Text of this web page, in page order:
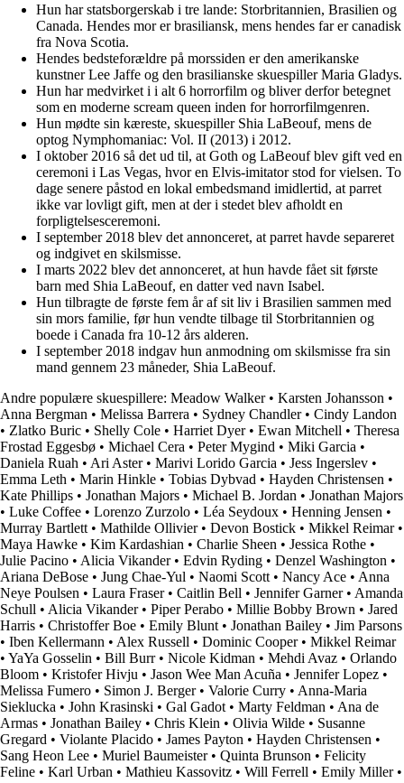
Hun har statsborgerskab i tre lande: Storbritannien, Brasilien og
Canada. Hendes mor er brasiliansk, mens hendes far er canadisk
fra Nova Scotia.
Hendes bedsteforældre på morssiden er den amerikanske
kunstner Lee Jaffe og den brasilianske skuespiller Maria Gladys.
Hun har medvirket i i alt 6 horrorfilm og bliver derfor betegnet
som en moderne scream queen inden for horrorfilmgenren.
Hun mødte sin kæreste, skuespiller Shia LaBeouf, mens de
optog Nymphomaniac: Vol. II (2013) i 2012.
I oktober 2016 så det ud til, at Goth og LaBeouf blev gift ved en
ceremoni i Las Vegas, hvor en Elvis-imitator stod for vielsen. To
dage senere påstod en lokal embedsmand imidlertid, at parret
ikke var lovligt gift, men at der i stedet blev afholdt en
forpligtelsesceremoni.
I september 2018 blev det annonceret, at parret havde separeret
og indgivet en skilsmisse.
I marts 2022 blev det annonceret, at hun havde fået sit første
barn med Shia LaBeouf, en datter ved navn Isabel.
Hun tilbragte de første fem år af sit liv i Brasilien sammen med
sin mors familie, før hun vendte tilbage til Storbritannien og
boede i Canada fra 10-12 års alderen.
I september 2018 indgav hun anmodning om skilsmisse fra sin
mand gennem 23 måneder, Shia LaBeouf.
Andre populære skuespillere: Meadow Walker• Karsten Johansson •
Anna Bergman • Melissa Barrera • Sydney Chandler• Cindy Landon
• Zlatko Buric • Shelly Cole • Harriet Dyer• Ewan Mitchell • Theresa
Frostad Eggesbø • Michael Cera • Peter Mygind • Miki Garcia •
Daniela Ruah • Ari Aster• Marivi Lorido Garcia • Jess Ingerslev •
Emma Leth • Marin Hinkle • Tobias Dybvad • Hayden Christensen •
Kate Phillips • Jonathan Majors • Michael B. Jordan • Jonathan Majors
• Luke Coffee • Lorenzo Zurzolo • Léa Seydoux • Henning Jensen •
Murray Bartlett • Mathilde Ollivier• Devon Bostick • Mikkel Reimar•
Maya Hawke • Kim Kardashian • Charlie Sheen • Jessica Rothe •
Julie Pacino • Alicia Vikander• Edvin Ryding • Denzel Washington •
Ariana DeBose • Jung Chae-Yul • Naomi Scott • Nancy Ace • Anna
Neye Poulsen • Laura Fraser• Caitlin Bell • Jennifer Garner• Amanda
Schull • Alicia Vikander• Piper Perabo • Millie Bobby Brown • Jared
Harris • Christoffer Boe • Emily Blunt • Jonathan Bailey • Jim Parsons
• Iben Kellermann • Alex Russell • Dominic Cooper• Mikkel Reimar
• YaYa Gosselin • Bill Burr• Nicole Kidman • Mehdi Avaz • Orlando
Bloom • Kristofer Hivju • Jason Wee Man Acuña • Jennifer Lopez •
Melissa Fumero • Simon J. Berger• Valorie Curry • Anna-Maria
Sieklucka • John Krasinski • Gal Gadot • Marty Feldman • Ana de
Armas • Jonathan Bailey • Chris Klein • Olivia Wilde • Susanne
Gregard • Violante Placido • James Payton • Hayden Christensen •
Sang Heon Lee • Muriel Baumeister• Quinta Brunson • Felicity
Feline • Karl Urban • Mathieu Kassovitz • Will Ferrell • Emily Miller•